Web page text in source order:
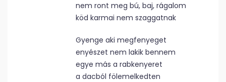
nem ront meg bú, baj, rágalom
köd karmai nem szaggatnak
Gyenge aki megfenyeget
enyészet nem lakik bennem
egye más a rabkenyeret
a dacból fölemelkedten